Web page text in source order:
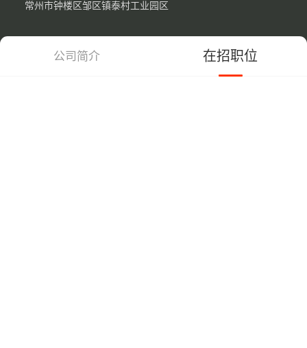
常州市钟楼区邹区镇泰村工业园区
公司简介 在招职位